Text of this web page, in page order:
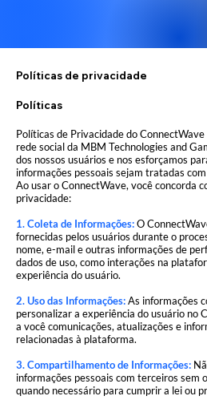
Políticas de privacidade
Políticas
Políticas de Privacidade do
rede social da MBM Technologies and
dos nossos usuários e nos esforçamos
informações pessoais sejam tratadas
Ao usar o ConnectWave, você concorda
privacidade:
1. Coleta de Informações:O
fornecidas pelos usuários durante o
nome, e-mail e outras informações de
dados de uso, como interações na
experiência do usuário.
2. Uso das Informações:As informações
personalizar a experiência do usuário no
a você comunicações, atualizações e
relacionadas à plataforma.
3. Compartilhamento de Informações:
informações pessoais com terceiros sem
quando necessário para cumprir a lei ou